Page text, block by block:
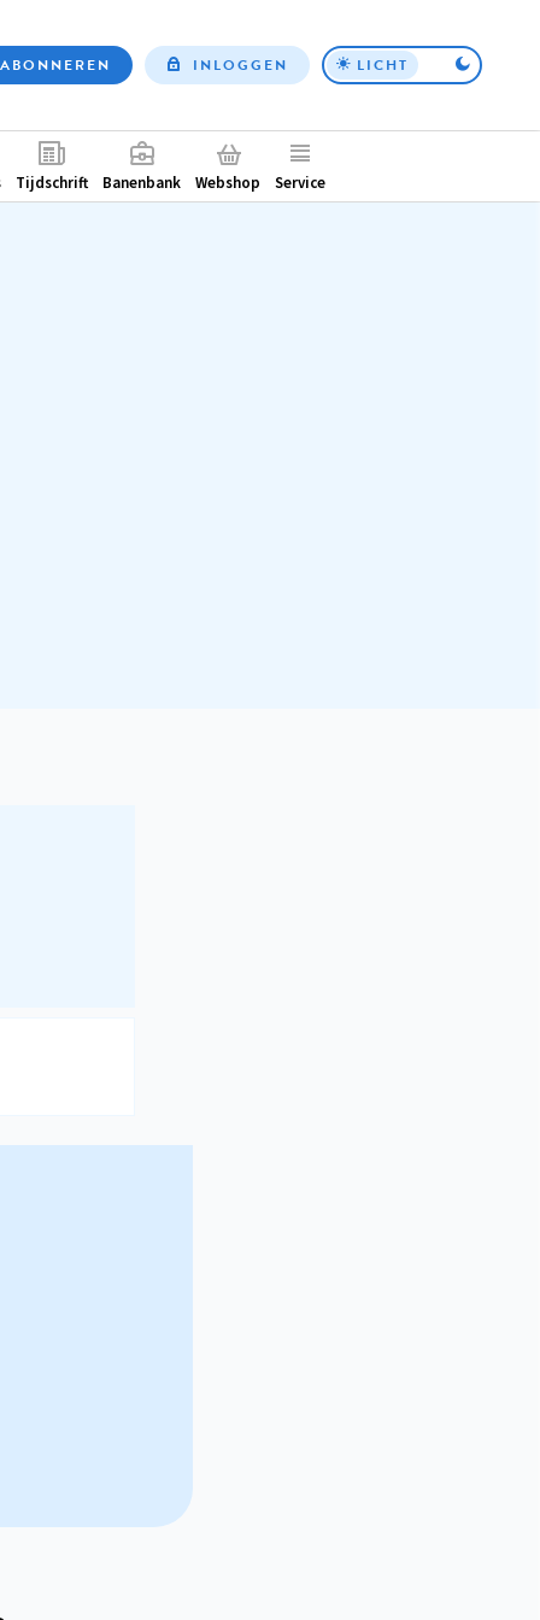
Top
ABONNEREN INLOGGEN LICHT
Tijdschrift Banenbank Webshop Service